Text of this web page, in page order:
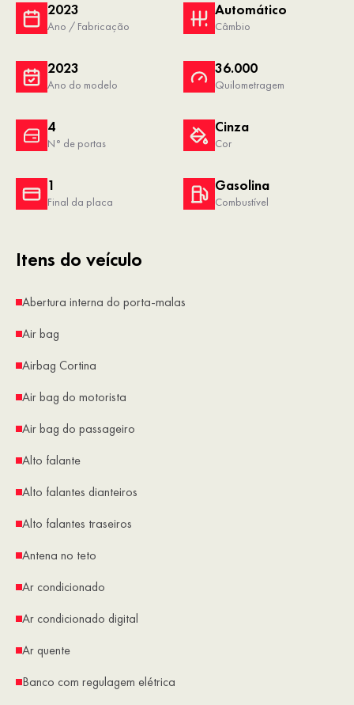
2023
Ano / Fabricação
Automático
Câmbio
4
N° de portas
Cinza
Cor
2023
Ano do modelo
36.000
Quilometragem
1
Final da placa
Gasolina
Combustível
Itens do veículo
Abertura interna do porta-malas
Air bag
Airbag Cortina
Air bag do motorista
Air bag do passageiro
Alto falante
Alto falantes dianteiros
Alto falantes traseiros
Antena no teto
Ar condicionado
Ar condicionado digital
Ar quente
Banco com regulagem elétrica